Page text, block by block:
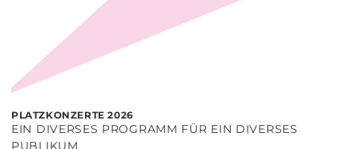
PLATZKONZERTE 2026
EIN DIVERSES PROGRAMM FÜR EIN DIVERSES